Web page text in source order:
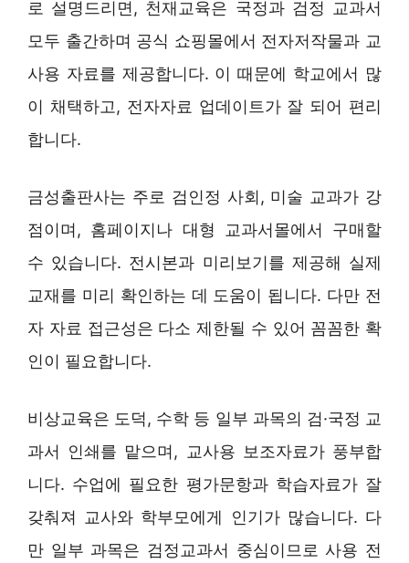
로 설명드리면, 천재교육은 국정과 검정 교과서
모두 출간하며 공식 쇼핑몰에서 전자저작물과 교
사용 자료를 제공합니다. 이 때문에 학교에서 많
이 채택하고, 전자자료 업데이트가 잘 되어 편리
합니다.
금성출판사는 주로 검인정 사회, 미술 교과가 강
점이며, 홈페이지나 대형 교과서몰에서 구매할
수 있습니다. 전시본과 미리보기를 제공해 실제
교재를 미리 확인하는 데 도움이 됩니다. 다만 전
자 자료 접근성은 다소 제한될 수 있어 꼼꼼한 확
인이 필요합니다.
비상교육은 도덕, 수학 등 일부 과목의 검·국정 교
과서 인쇄를 맡으며, 교사용 보조자료가 풍부합
니다. 수업에 필요한 평가문항과 학습자료가 잘
갖춰져 교사와 학부모에게 인기가 많습니다. 다
만 일부 과목은 검정교과서 중심이므로 사용 전